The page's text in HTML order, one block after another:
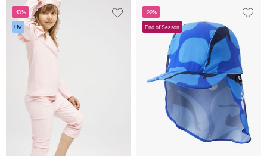
-10%
UV
-22%
End of Season